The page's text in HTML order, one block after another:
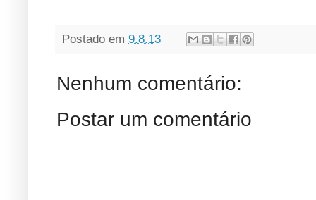
Postado em 9.8.13
Nenhum comentário:
Postar um comentário